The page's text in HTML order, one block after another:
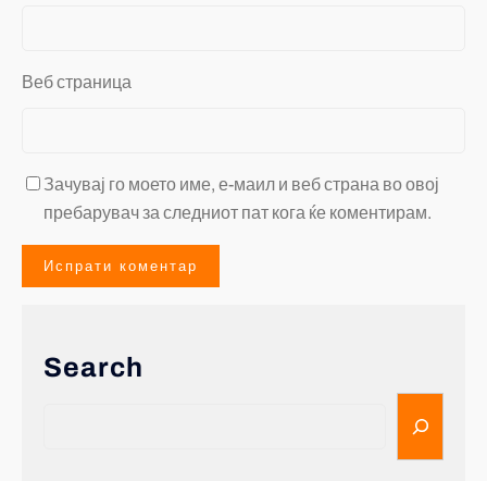
Веб страница
Зачувај го моето име, е-маил и веб страна во овој
пребарувач за следниот пат кога ќе коментирам.
Search